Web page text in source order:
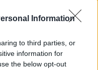
Information
to third parties, or
information for
the below opt-out